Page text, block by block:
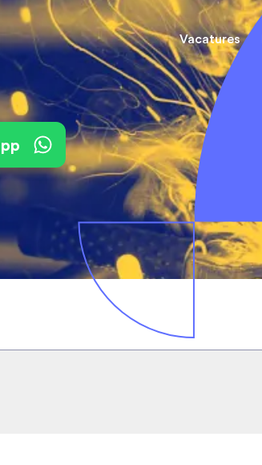
Vacatures
(Field) Service Engineers
Software & Electrical
Engineers
Monteurs binnendienst
Technisch-Commercieel
(Field) Service
Software & Electrical
Engineers
Monteurs